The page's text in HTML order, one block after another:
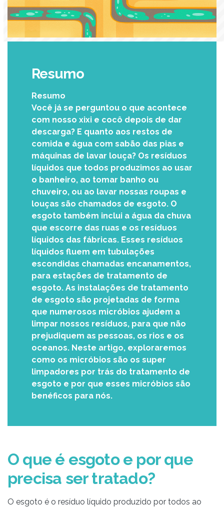
Resumo
Resumo
Você já se perguntou o que acontece
com nosso xixi e cocô depois de dar
descarga? E quanto aos restos de
comida e água com sabão das pias e
máquinas de lavar louça? Os resíduos
líquidos que todos produzimos ao usar
o banheiro, ao tomar banho ou
chuveiro, ou ao lavar nossas roupas e
louças são chamados de esgoto. O
esgoto também inclui a água da chuva
que escorre das ruas e os resíduos
líquidos das fábricas. Esses resíduos
líquidos fluem em tubulações
escondidas chamadas encanamentos,
para estações de tratamento de
esgoto. As instalações de tratamento
de esgoto são projetadas de forma
que numerosos micróbios ajudem a
limpar nossos resíduos, para que não
prejudiquem as pessoas, os rios e os
oceanos. Neste artigo, exploraremos
como os micróbios são os super
limpadores por trás do tratamento de
esgoto e por que esses micróbios são
benéficos para nós.
O que é esgoto e por que
precisa ser tratado?
O esgoto é o resíduo líquido produzido por todos ao